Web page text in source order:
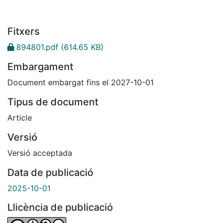
Fitxers
894801.pdf (614.65 KB)
Embargament
Document embargat fins el 2027-10-01
Tipus de document
Article
Versió
Versió acceptada
Data de publicació
2025-10-01
Llicència de publicació